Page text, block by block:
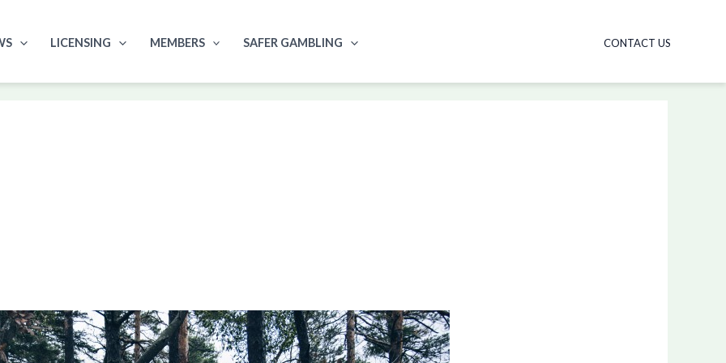
LICENSING MEMBERS SAFER GAMBLING CONTACT US